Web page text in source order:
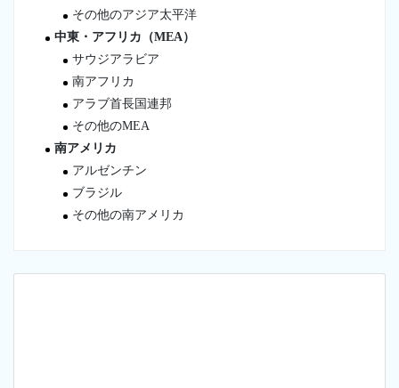
その他のアジア太平洋
中東・アフリカ（MEA）
サウジアラビア
南アフリカ
アラブ首長国連邦
その他のMEA
南アメリカ
アルゼンチン
ブラジル
その他の南アメリカ